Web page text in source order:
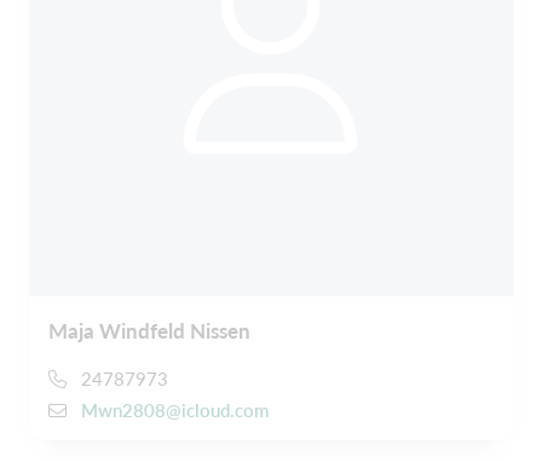
Maja Windfeld Nissen
24787973
Mwn2808@icloud.com